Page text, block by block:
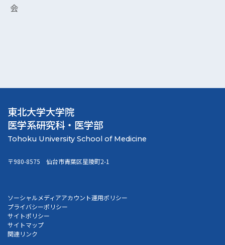
会
東北大学大学院
医学系研究科・医学部
〒980-8575 仙台市青葉区星陵町2-1
ソーシャルメディアアカウント運用ポリシー
プライバシーポリシー
サイトポリシー
サイトマップ
関連リンク